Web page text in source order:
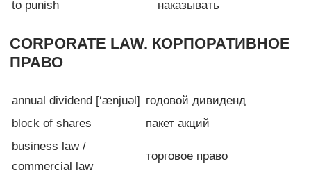
to punish наказывать
CORPORATE LAW. КОРПОРАТИВНОЕ
ПРАВО
annual dividend [‘ænjuəl]
годовой дивиденд
block of shares
пакет акций
business law /
commercial law
торговое право